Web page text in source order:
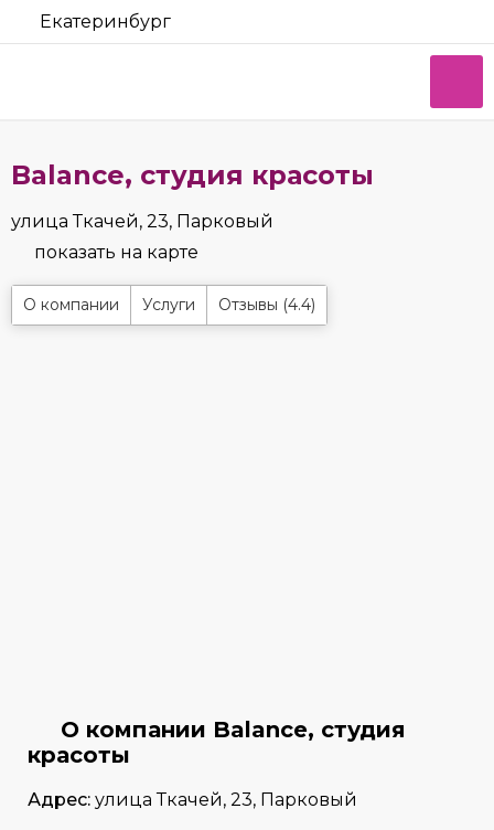
Екатеринбург
Balance, студия красоты
улица Ткачей, 23, Парковый
показать на карте
О компании Услуги Отзывы (4.4)
О компании Balance, студия
красоты
Адрес: улица Ткачей, 23, Парковый